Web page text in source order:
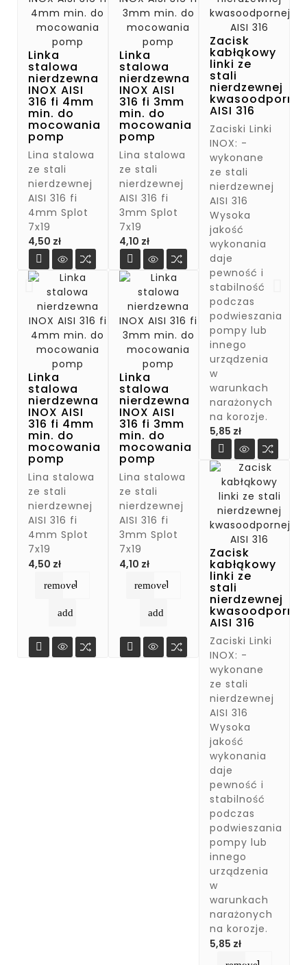
Linka
stalowa
nierdzewna
INOX AISI
316 fi 4mm
min. do
mocowania
pomp
Lina stalowa
ze stali
nierdzewnej
AISI 316 fi
4mm Splot
7x19
4,50 złCena

Linka
stalowa
nierdzewna
INOX AISI
316 fi 4mm
min. do
mocowania
pomp
Lina stalowa
ze stali
nierdzewnej
AISI 316 fi
4mm Splot
7x19
4,50 złCena
remove
add

Linka
stalowa
nierdzewna
INOX AISI
316 fi 3mm
min. do
mocowania
pomp
Lina stalowa
ze stali
nierdzewnej
AISI 316 fi
3mm Splot
7x19
4,10 złCena

Linka
stalowa
nierdzewna
INOX AISI
316 fi 3mm
min. do
mocowania
pomp
Lina stalowa
ze stali
nierdzewnej
AISI 316 fi
3mm Splot
7x19
4,10 złCena
remove
add

Zacisk
kabłąkowy
linki ze
stali
nierdzewnej
kwasoodpornej
AISI 316
Zaciski Linki
INOX: -
wykonane
ze stali
nierdzewnej
AISI 316
Wysoka
jakość
wykonania
daje
pewność i
stabilność
podczas
podwieszania
pompy lub
innego
urządzenia
w
warunkach
narażonych
na korozje.
5,85 złCena

Zacisk
kabłąkowy
linki ze
stali
nierdzewnej
kwasoodpornej
AISI 316
Zaciski Linki
INOX: -
wykonane
ze stali
nierdzewnej
AISI 316
Wysoka
jakość
wykonania
daje
pewność i
stabilność
podczas
podwieszania
pompy lub
innego
urządzenia
w
warunkach
narażonych
na korozje.
5,85 złCena